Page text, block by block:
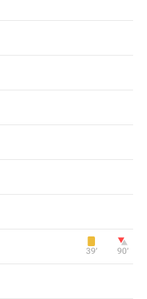
39‎’‎ 90‎’‎